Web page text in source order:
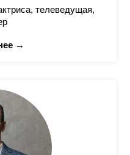
телеведущая,
→